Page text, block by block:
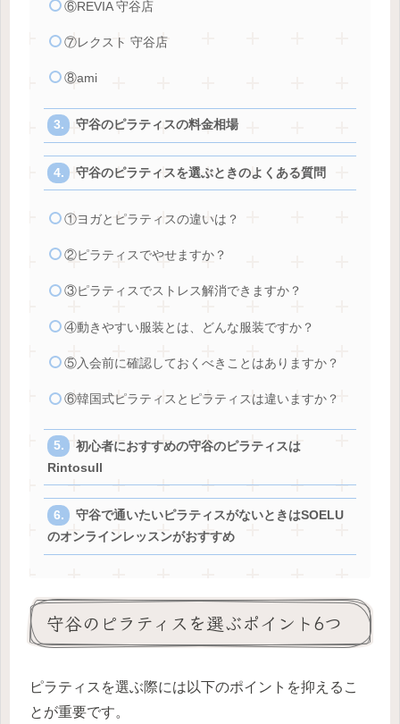
⑥REVIA 守谷店
⑦レクスト 守谷店
⑧ami
守谷のピラティスの料金相場
守谷のピラティスを選ぶときのよくある質問
①ヨガとピラティスの違いは？
②ピラティスでやせますか？
③ピラティスでストレス解消できますか？
④動きやすい服装とは、どんな服装ですか？
⑤入会前に確認しておくべきことはありますか？
⑥韓国式ピラティスとピラティスは違いますか？
初心者におすすめの守谷のピラティスは
Rintosull
守谷で通いたいピラティスがないときはSOELU
のオンラインレッスンがおすすめ
守谷のピラティスを選ぶポイント6つ
ピラティスを選ぶ際には以下のポイントを抑えるこ
とが重要です。